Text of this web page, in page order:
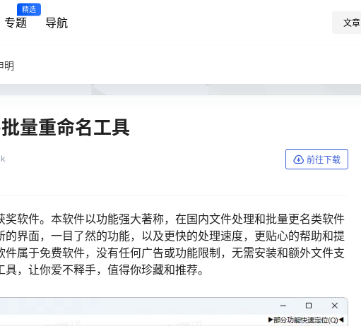
专题
精选
导航 文章
明
量重命名工具
前往下载
软件。本软件以功能强大著称，在国内文件处理和批量更名类软件
界面，一目了然的功能，以及更快的处理速度，更贴心的帮助和提
属于免费软件，没有任何广告或功能限制，无需安装和额外文件支
，让你爱不释手，值得你珍藏和推荐。